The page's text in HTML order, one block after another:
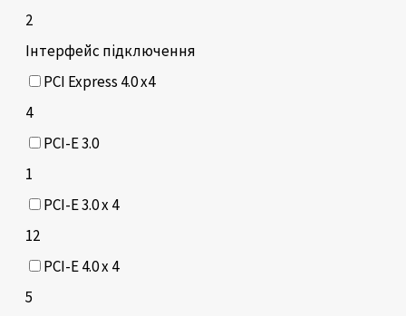
2
Інтерфейс підключення
PCI Express 4.0 x4
4
PCI-E 3.0
1
PCI-E 3.0 x 4
12
PCI-E 4.0 x 4
5